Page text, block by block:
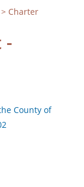
Charter
-
County of